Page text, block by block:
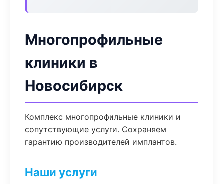
Многопрофильные
клиники в
Новосибирск
Комплекс многопрофильные клиники и
сопутствующие услуги. Сохраняем
гарантию производителей имплантов.
Наши услуги